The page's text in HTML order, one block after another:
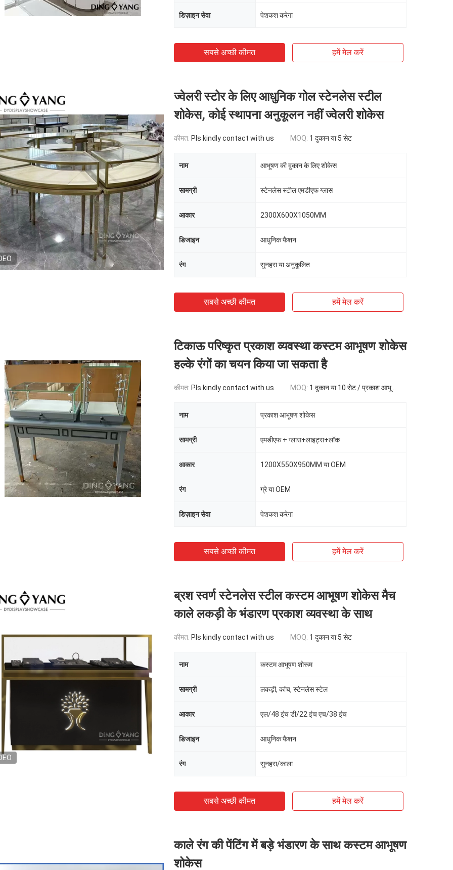
डिज़ाइन सेवा पेशकश करेगा
सबसे अच्छी कीमत हमें मेल करें
ज्वेलरी स्टोर के लिए आधुनिक गोल स्टेनलेस स्टील
शोकेस, कोई स्थापना अनुकूलन नहीं ज्वेलरी शोकेस
कीमत: Pls kindly contact with us MOQ: 1 दुकान या 5 सेट
नाम आभूषण की दुकान के लिए शोकेस
सामग्री स्टेनलेस स्टील एमडीएफ ग्लास
आकार 2300X600X1050MM
डिजाइन आधुनिक फैशन
रंग सुनहरा या अनुकूलित
सबसे अच्छी कीमत हमें मेल करें
टिकाऊ परिष्कृत प्रकाश व्यवस्था कस्टम आभूषण शोकेस
हल्के रंगों का चयन किया जा सकता है
कीमत: Pls kindly contact with us MOQ: 1 दुकान या 10 सेट / प्रकाश आभूषण शोकेस
नाम प्रकाश आभूषण शोकेस
सामग्री एमडीएफ + ग्लास+लाइट्स+लॉक
आकार 1200X550X950MM या OEM
रंग ग्रे या OEM
डिज़ाइन सेवा पेशकश करेगा
सबसे अच्छी कीमत हमें मेल करें
ब्रश स्वर्ण स्टेनलेस स्टील कस्टम आभूषण शोकेस मैच
काले लकड़ी के भंडारण प्रकाश व्यवस्था के साथ
कीमत: Pls kindly contact with us MOQ: 1 दुकान या 5 सेट
नाम कस्टम आभूषण शोरूम
सामग्री लकड़ी, कांच, स्टेनलेस स्टेल
आकार एल/48 इंच डी/22 इंच एच/38 इंच
डिजाइन आधुनिक फैशन
रंग सुनहरा/काला
सबसे अच्छी कीमत हमें मेल करें
काले रंग की पेंटिंग में बड़े भंडारण के साथ कस्टम आभूषण
शोकेस